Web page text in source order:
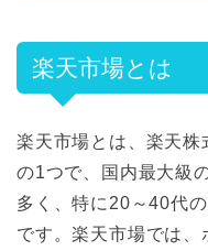
楽天市場とは
楽天市場とは、楽天
の1つで、国内最大級
多く、特に20～40代
です。楽天市場では